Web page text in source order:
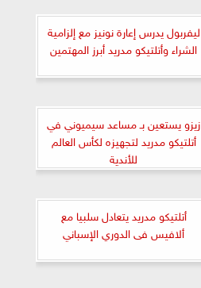
ليفربول يدرس إعارة نونيز مع إلزامية
الشراء وأتلتيكو مدريد أبرز المهتمين
زيزو يستعين بـ مساعد سيميوني في
أتلتيكو مدريد لتجهيزه لكأس العالم
للأندية
أتلتيكو مدريد يتعادل سلبيا مع
ألافيس فى الدوري الإسباني